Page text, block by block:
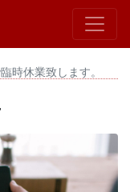
時休業致します。